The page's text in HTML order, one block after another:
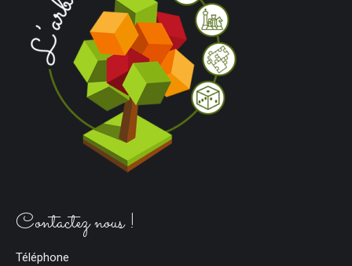
Contactez nous !
Téléphone